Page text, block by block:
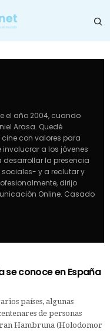
el año 2004, cuando
Arasa. Quedé
con valores para
a los jóvenes
desarrollar la presencia
y a reclutar y
dirijo
Online. Casado
se conoce en España
países, algunas
de personas
Hambruna (Holodomor